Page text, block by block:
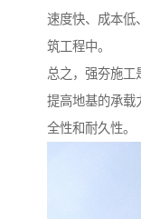
速度快、成本低
筑工程中。
总之，强夯施工
提高地基的承载
全性和耐久性。